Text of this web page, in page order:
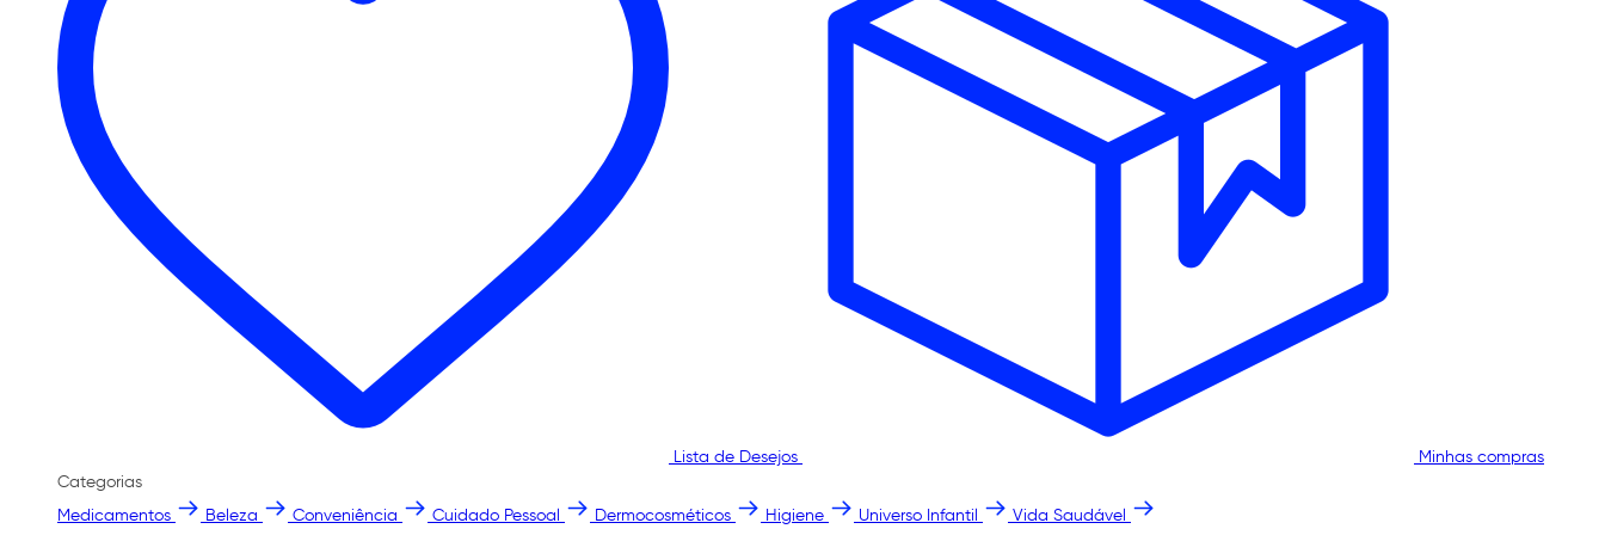
Lista de Desejos
Minhas compras
Categorias
Medicamentos
Beleza Conveniência Cuidado Pessoal Dermocosméticos Higiene Universo Infantil Vida Saudável